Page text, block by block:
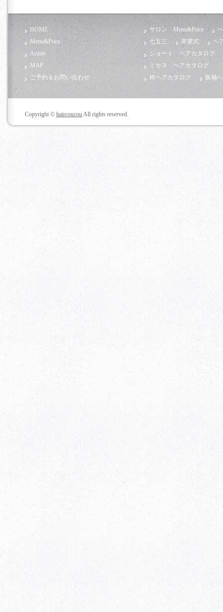
HOME
Menu&Price
Artists
MAP
ご予約＆お問い合わせ
サロン Menu&Price
七五三
卒業式
ヘ
ショート ヘアカタログ
ミセス ヘアカタログ
袴ヘアカタログ
振袖
Copyright © haircoucouAll rights reserved.